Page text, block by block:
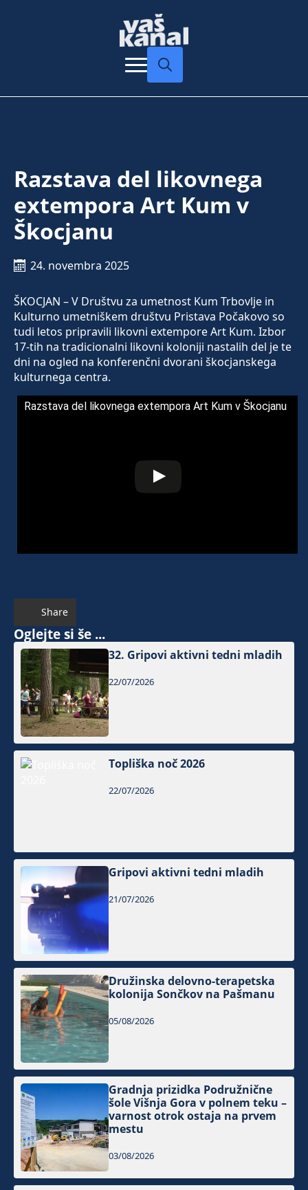
Razstava del likovnega
extempora Art Kum v
Škocjanu
24. novembra 2025
ŠKOCJAN – V Društvu za umetnost Kum Trbovlje in
Kulturno umetniškem društvu Pristava Počakovo so
tudi letos pripravili likovni extempore Art Kum. Izbor
17-tih na tradicionalni likovni koloniji nastalih del je te
dni na ogled na konferenčni dvorani škocjanskega
kulturnega centra.
Razstava del likovnega extempora Art Kum v Škocjanu
Share
Oglejte si še ...
32. Gripovi aktivni tedni mladih
22/07/2026
Topliška noč 2026
22/07/2026
Gripovi aktivni tedni mladih
21/07/2026
Družinska delovno-terapetska
kolonija Sončkov na Pašmanu
05/08/2026
Gradnja prizidka Podružnične
šole Višnja Gora v polnem teku –
varnost otrok ostaja na prvem
mestu
03/08/2026